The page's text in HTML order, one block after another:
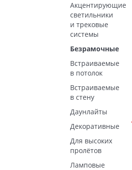
Акцентирующие
светильники
и трековые
системы
Безрамочные
Встраиваемые
в потолок
Встраиваемые
в стену
Даунлайты
Декоративные
Для высоких
пролётов
Ламповые